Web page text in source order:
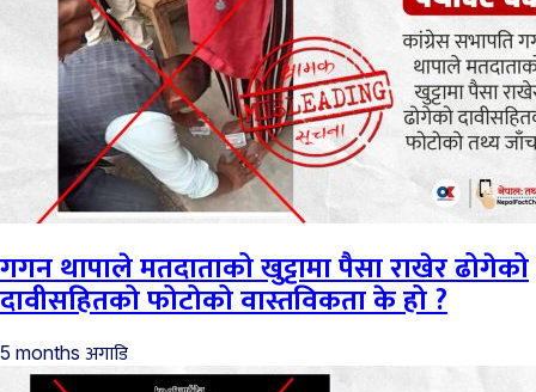
गगन थापाले मतदाताको खुट्टामा पैसा राखेर ढोगेको
दावीसहितको फोटोको वास्तविकता के हो ?
5 months अगाडि